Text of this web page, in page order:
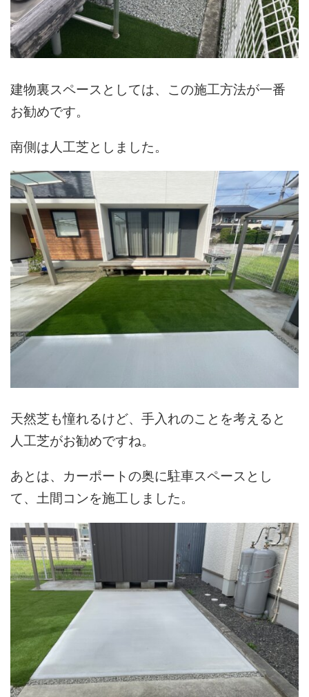
建物裏スペースとしては、この施工方法が一番
お勧めです。
南側は人工芝としました。
天然芝も憧れるけど、手入れのことを考えると
人工芝がお勧めですね。
あとは、カーポートの奥に駐車スペースとし
て、土間コンを施工しました。